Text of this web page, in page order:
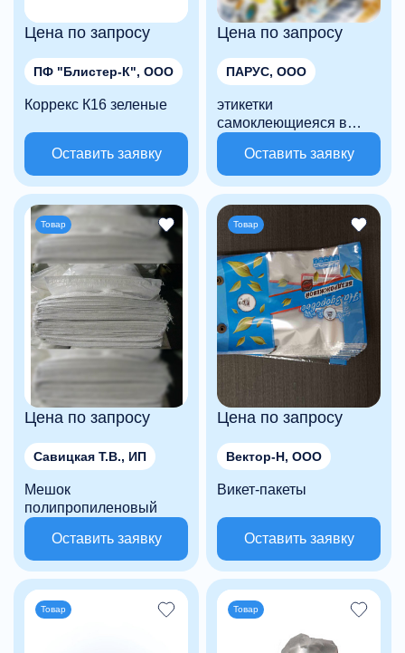
Цена по запросу
ПФ "Блистер-К", ООО
Коррекс К16 зеленые
Оставить заявку
Цена по запросу
ПАРУС, ООО
этикетки
самоклеющиеяся в
рулоне
Оставить заявку
Товар
Цена по запросу
Савицкая Т.В., ИП
Мешок
полипропиленовый
Оставить заявку
Товар
Цена по запросу
Вектор-Н, ООО
Викет-пакеты
Оставить заявку
Товар Товар